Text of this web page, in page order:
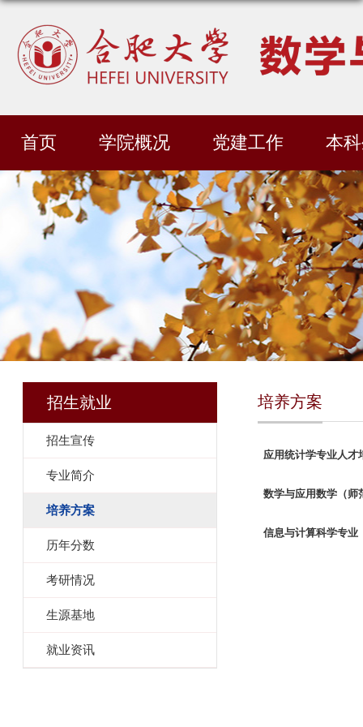
首页 学院概况 党建工作 本
招生就业
招生宣传
专业简介
培养方案
历年分数
考研情况
生源基地
就业资讯
培养方案
应用统计学专业人才
数学与应用数学（师
信息与计算科学专业